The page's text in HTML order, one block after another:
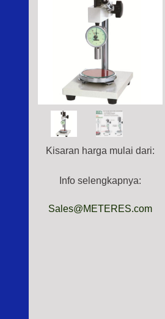
Kisaran harga mulai dari:
Info selengkapnya:
Sales@METERES.com